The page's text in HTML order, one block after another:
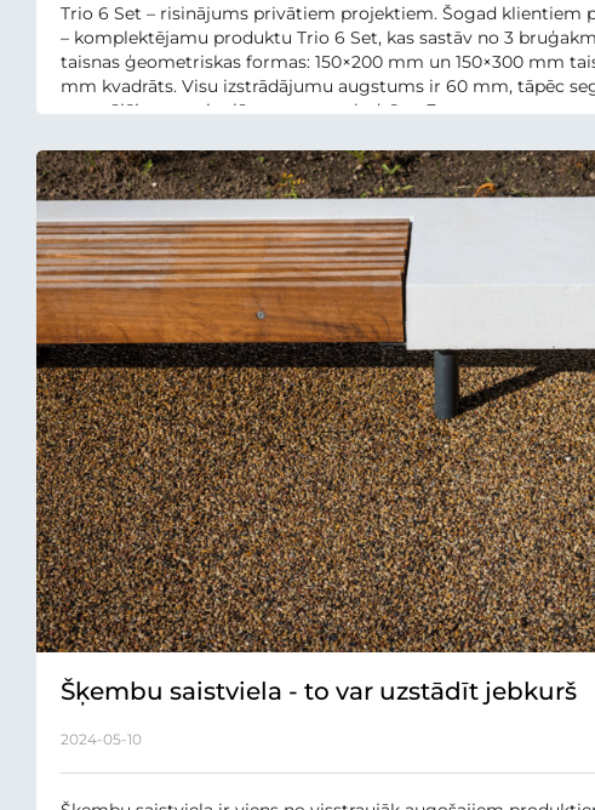
Trio 6 Set – risinājums privātiem projektiem. Šogad klientiem
– komplektējamu produktu Trio 6 Set, kas sastāv no 3
taisnas ģeometriskas formas: 150×200 mm un 150×300 mm
mm kvadrāts. Visu izstrādājumu augstums ir 60 mm, tāpēc
gan gājēju, gan vieglā transporta slodzēm. Formu...
Šķembu saistviela - to var uzstādīt jebkurš
2024-05-10